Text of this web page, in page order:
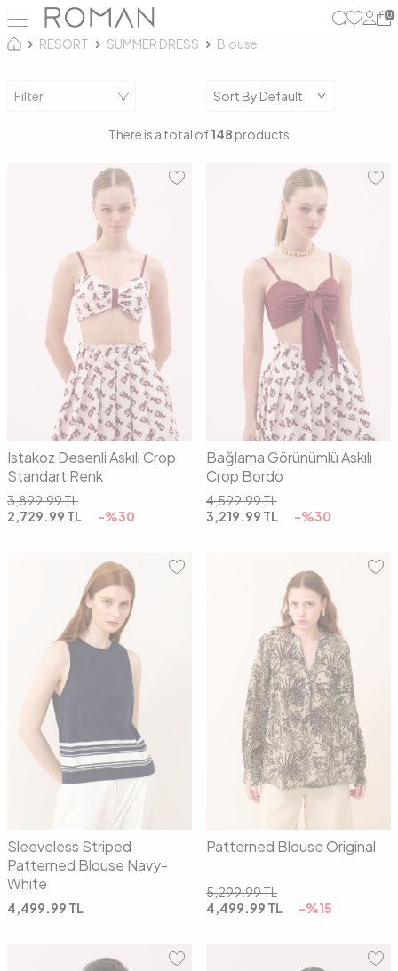
0
RESORT SUMMER DRESS Blouse
Filter
There is a total of148 products
34 36 38 40
Istakoz Desenli Askılı Crop
Standart Renk
3,899.99TL
2,729.99 TL -%30
36 38 40
Bağlama Görünümlü Askılı
Crop Bordo
4,599.99TL
3,219.99 TL -%30
01 02
Sleeveless Striped
Patterned Blouse Navy-
White
4,499.99 TL
01 02
Patterned Blouse Original
5,299.99TL
4,499.99 TL -%15